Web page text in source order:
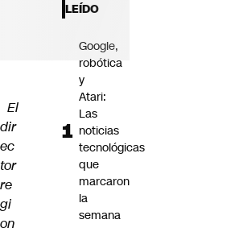
El
dir
ec
tor
re
gi
on
LEÍDO
Google,
robótica
y
Atari:
Las
noticias
tecnológicas
que
marcaron
la
semana